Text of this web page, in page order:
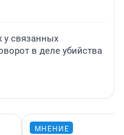
у связанных
в деле убийства
МНЕНИЕ